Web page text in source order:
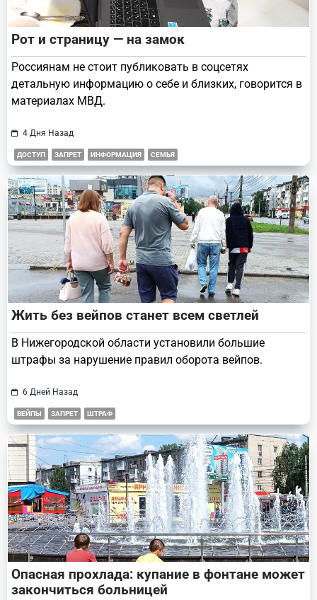
Рот и страницу — на замок
Россиянам не стоит публиковать в соцсетях
детальную информацию о себе и близких, говорится в
материалах МВД.
4 Дня Назад
ДОСТУП ЗАПРЕТ ИНФОРМАЦИЯ СЕМЬЯ
Жить без вейпов станет всем светлей
В Нижегородской области установили большие
штрафы за нарушение правил оборота вейпов.
6 Дней Назад
ВЕЙПЫ ЗАПРЕТ ШТРАФ
Опасная прохлада: купание в фонтане может
закончиться больницей